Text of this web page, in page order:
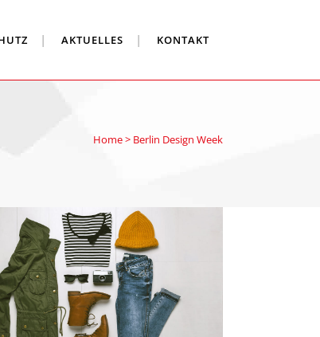
AKTUELLES KONTAKT
Home> Berlin Design Week